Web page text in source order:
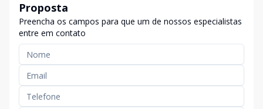
Proposta
Preencha os campos para que um de nossos especialistas
entre em contato